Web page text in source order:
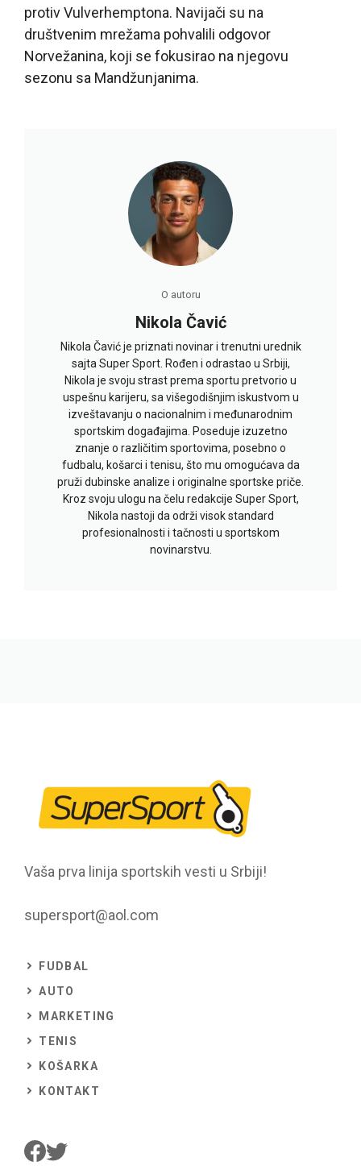
protiv Vulverhemptona. Navijači su na
društvenim mrežama pohvalili odgovor
Norvežanina, koji se fokusirao na njegovu
sezonu sa Mandžunjanima.
O autoru
Nikola Čavić
Nikola Čavić je priznati novinar i trenutni urednik
sajta Super Sport. Rođen i odrastao u Srbiji,
Nikola je svoju strast prema sportu pretvorio u
uspešnu karijeru, sa višegodišnjim iskustvom u
izveštavanju o nacionalnim i međunarodnim
sportskim događajima. Poseduje izuzetno
znanje o različitim sportovima, posebno o
fudbalu, košarci i tenisu, što mu omogućava da
pruži dubinske analize i originalne sportske priče.
Kroz svoju ulogu na čelu redakcije Super Sport,
Nikola nastoji da održi visok standard
profesionalnosti i tačnosti u sportskom
novinarstvu.
Vaša prva linija sportskih vesti u Srbiji!
supersport@aol.com
FUDBAL
AUTO
MARKETING
TENIS
KOŠARKA
KONTAKT